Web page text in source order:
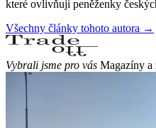
které ovlivňují peněženky
Všechny články tohoto autora →
Vybrali jsme pro vás Magazíny a